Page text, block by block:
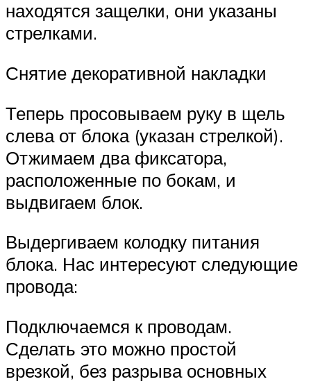
находятся защелки, они указаны
стрелками.
Снятие декоративной накладки
Теперь просовываем руку в щель
слева от блока (указан стрелкой).
Отжимаем два фиксатора,
расположенные по бокам, и
выдвигаем блок.
Выдергиваем колодку питания
блока. Нас интересуют следующие
провода:
Подключаемся к проводам.
Сделать это можно простой
врезкой, без разрыва основных